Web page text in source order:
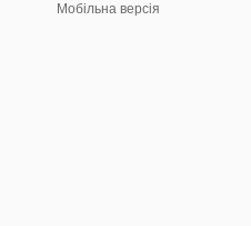
Мобільна версія